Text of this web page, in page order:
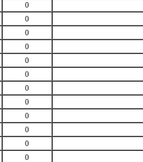
0
0
0
0
0
0
0
0
0
0
0
0